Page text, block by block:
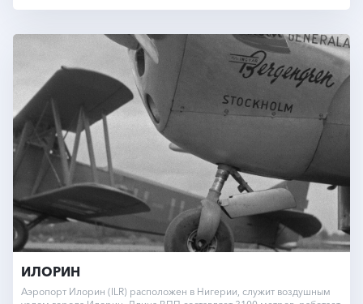
ИЛОРИН
Аэропорт Илорин (ILR) расположен в Нигерии, служит воздушным